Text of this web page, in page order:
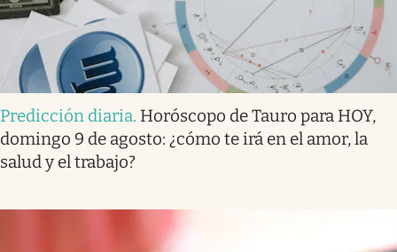
Predicción diaria. Horóscopo de Tauro para HOY,
domingo 9 de agosto: ¿cómo te irá en el amor, la
salud y el trabajo?